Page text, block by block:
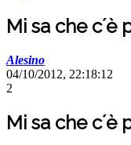
Mi sa che c´è
Alesino
04/10/2012, 22:18:12
2
Mi sa che c´è